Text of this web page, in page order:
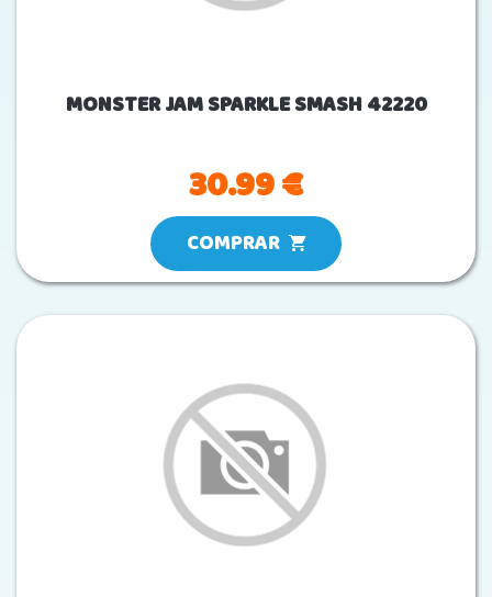
MONSTER JAM SPARKLE SMASH 42220
30.99 €
COMPRAR